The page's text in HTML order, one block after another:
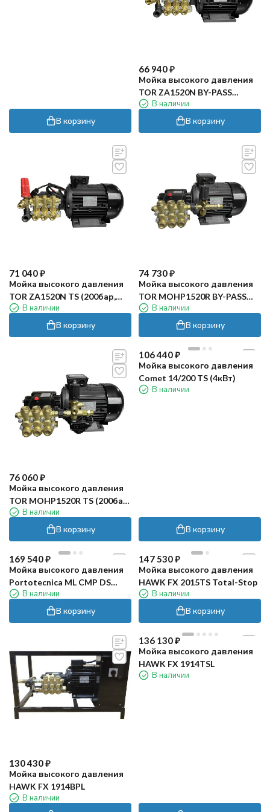
В корзину
66 940₽
Мойка высокого давления
TOR ZA1520N BY-PASS
(200бар, 15л/мин, 5.5кВт)
В наличии
В корзину
71 040₽
Мойка высокого давления
TOR ZA1520N TS (200бар,
15л/мин, 5.5кВт)
В наличии
В корзину
74 730₽
Мойка высокого давления
TOR MOHP1520R BY-PASS
(200бар, 15л/мин, 5.5кВт)
В наличии
В корзину
76 060₽
Мойка высокого давления
TOR MOHP1520R TS (200бар,
15л/мин, 5.5кВт)
В наличии
В корзину
106 440₽
Мойка высокого давления
Comet 14/200 TS (4кВт)
В наличии
В корзину
169 540₽
Мойка высокого давления
Portotecnica ML CMP DS
2840 T (на раме)
В наличии
В корзину
total-stop
147 530₽
Мойка высокого давления
HAWK FX 2015TS Total-Stop
В наличии
В корзину
130 430₽
Мойка высокого давления
HAWK FX 1914BPL
В наличии
total-stop
136 130₽
Мойка высокого давления
HAWK FX 1914TSL
В наличии